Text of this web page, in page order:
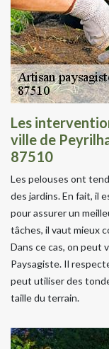
Les
ville de
87510
Les pelouses ont
des jardins. En fait, il
pour assurer un
tâches, il vaut mieux
Dans ce cas, on peut
Paysagiste. Il
peut utiliser des
taille du terrain.